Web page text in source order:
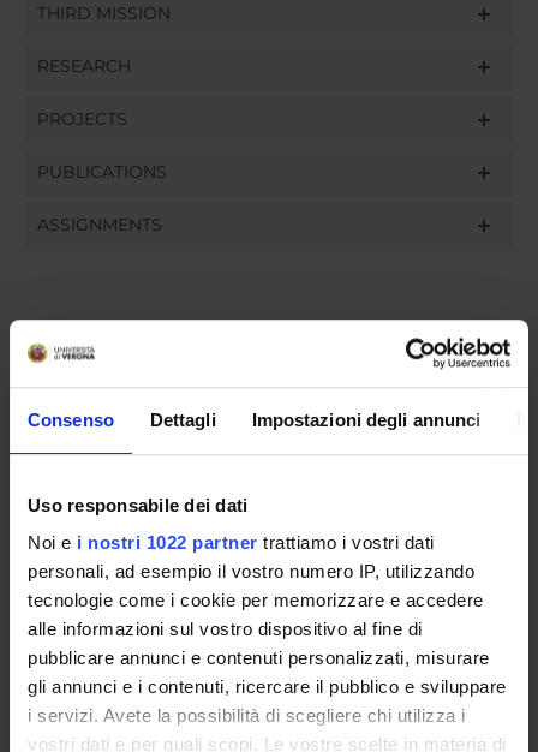
Consenso Dettagli Impostazioni degli annunci
Uso responsabile dei dati
Noi e i nostri 1022 partner trattiamo i vostri dati
personali, ad esempio il vostro numero IP, utilizzando
tecnologie come i cookie per memorizzare e accedere
alle informazioni sul vostro dispositivo al fine di
pubblicare annunci e contenuti personalizzati, misurare
gli annunci e i contenuti, ricercare il pubblico e sviluppare
i servizi. Avete la possibilità di scegliere chi utilizza i
vostri dati e per quali scopi. Le vostre scelte in materia di
THIRD MISSION
RESEARCH
PROJECTS
PUBLICATIONS
ASSIGNMENTS
ORGANISATION
COMMITTEES
DEPARTMENT ADMINISTRATION OFFICES
STUDENT ADMINISTRATION OFFICES
DEPARTMENT FACILITIES
RESEARCH LABORATORIES
RESEARCH CENTRES